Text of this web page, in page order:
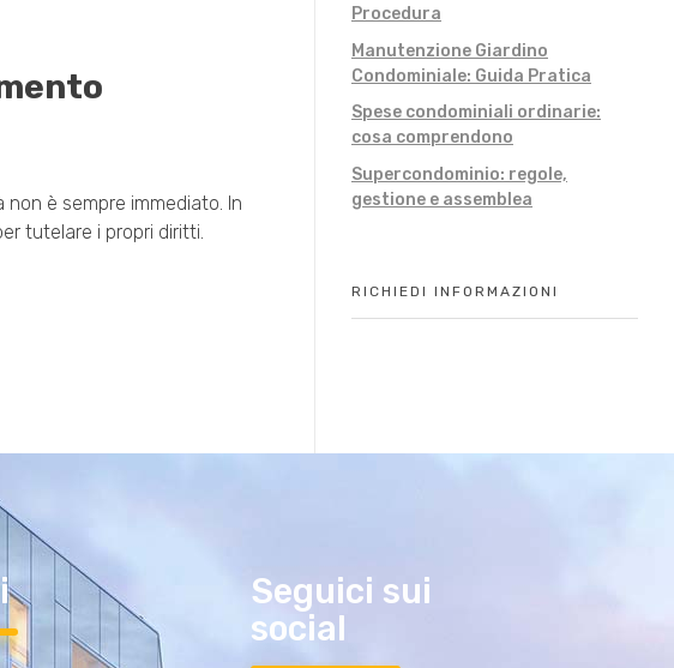
è sempre immediato. In
tutelare i propri diritti.
Procedura
Manutenzione Giardino
Condominiale: Guida Pratica
Spese condominiali ordinarie:
cosa comprendono
Supercondominio: regole,
gestione e assemblea
RICHIEDI INFORMAZIONI
Seguici sui
social